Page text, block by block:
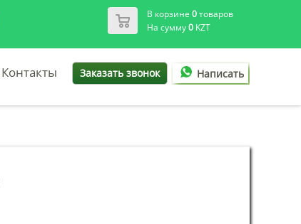
В корзине 0товаров
На сумму0KZT
Контакты Заказать звонок Написать